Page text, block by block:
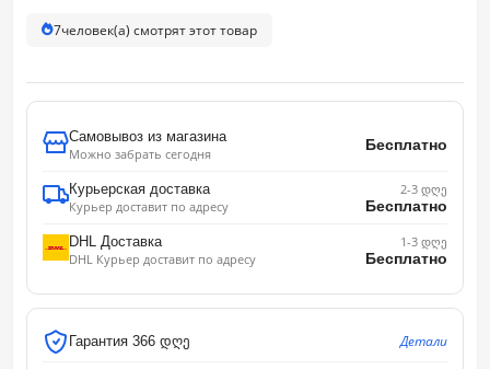
7человек(а) смотрят этот товар
Самовывоз из магазина
Можно забрать сегодня
Бесплатно
Курьерская доставка
Курьер доставит по адресу
2-3 დღე
Бесплатно
DHL Доставка
DHL Курьер доставит по адресу
1-3 დღე
Бесплатно
Гарантия 366 დღე Детали